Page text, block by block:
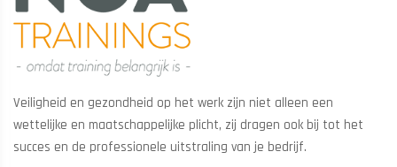
Veiligheid en gezondheid op het werk zijn niet alleen een
wettelijke en maatschappelijke plicht, zij dragen ook bij tot het
succes en de professionele uitstraling van je bedrijf.